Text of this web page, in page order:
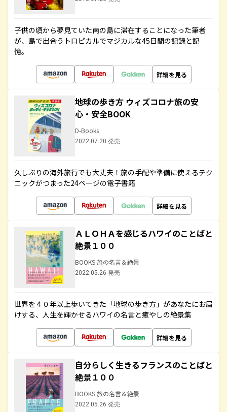
子供の頃から夢見ていた南の島に滞在することになった筆者
が、島で出合うトロピカルでマジカルな45日間の記録と記
憶。
詳細を見る
地球の歩き方 ウィズコロナ旅の安
心・安全BOOK
D-Books
2022.07.20 発売
久しぶりの海外旅行でも大丈夫！旅の手配や準備に使えるテク
ニックがつまった24ページの電子書籍
詳細を見る
ＡＬＯＨＡを感じるハワイのことばと
絶景１００
BOOKS 旅の名言＆絶景
2022.05.26 発売
世界を４０年以上歩いてきた「地球の歩き方」があなたにお届
けする、人生を輝かせるハワイの名言と癒やしの絶景集
詳細を見る
自分らしく生きるフランスのことばと
絶景１００
BOOKS 旅の名言＆絶景
2022.05.26 発売